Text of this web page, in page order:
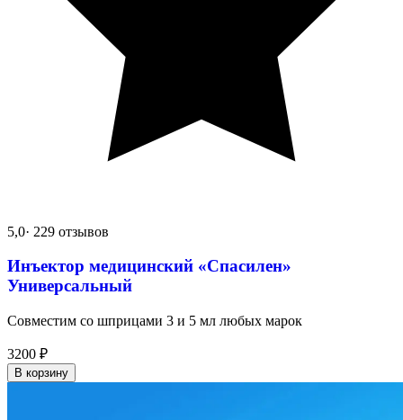
5,0· 229 отзывов
Инъектор медицинский «Спасилен»
Универсальный
Совместим со шприцами 3 и 5 мл любых марок
3200 ₽
В корзину